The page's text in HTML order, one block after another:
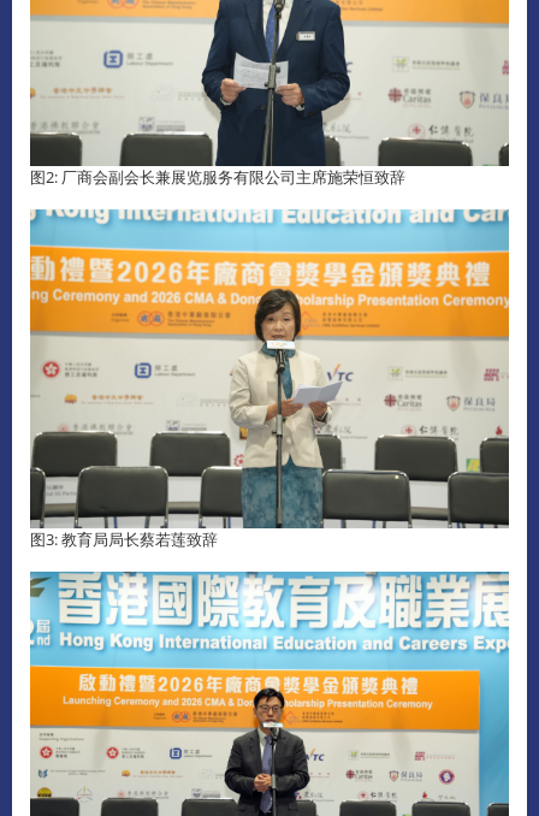
图2: 厂商会副会长兼展览服务有限公司主席施荣恒致辞
图3: 教育局局长蔡若莲致辞